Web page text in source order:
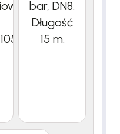
bar, DN8.
Długość
15 m.